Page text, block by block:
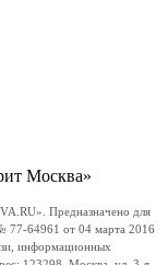
Москва»
Предназначено для
77-64961 от 04 марта 2016
информационных